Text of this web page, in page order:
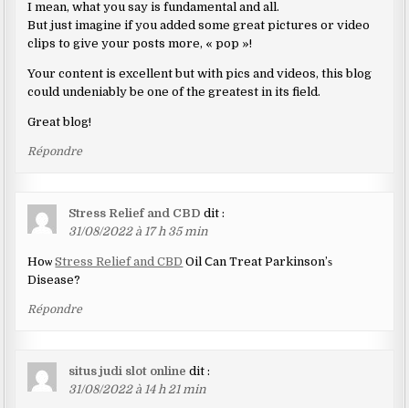
I mean, what you say is fundamental and all.
But just imagine if you added some great pictures or video
clips to give your posts more, « pop »!
Your content is excellent but with pics and videos, this blog
could undeniably be one of the greatest in its field.
Great blog!
Répondre
Stress Relief and CBD dit :
31/08/2022 à 17 h 35 min
HoѡStress Relief and CBD Oil Ⅽan Treat Parkinson’ѕ
Disease?
Répondre
situs judi slot online dit :
31/08/2022 à 14 h 21 min